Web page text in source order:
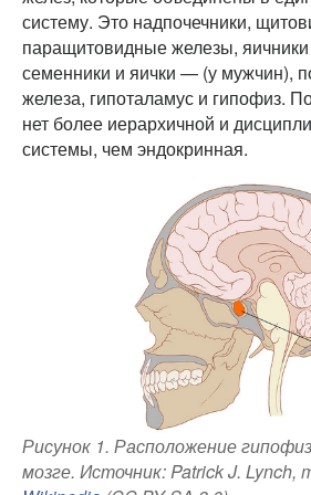
систему. Это надпочечники,
паращитовидные железы,
семенники и яички — (у мужчин),
железа, гипоталамус и гипофиз.
нет более иерархичной и
системы, чем эндокринная.
Рисунок 1. Расположение
мозге. Источник: Patrick J. Lynch,